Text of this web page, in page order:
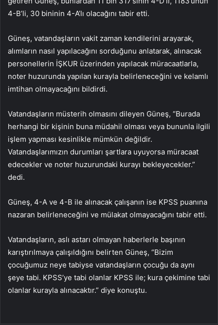
4-B’li, 30 bininin 4-A’lı olacağını tabir etti.
Güneş, vatandaşların vakit zaman kendilerini arayarak,
alımların nasıl yapılacağını sorduğunu anlatarak, alınacak
personellerin İŞKUR üzerinden yapılacak müracaatlarla,
noter huzurunda yapılan kurayla belirleneceğini ve kelamlı
imtihan olmayacağını bildirdi.
Vatandaşların müsterih olmasını dileyen Güneş, “Burada
herhangi bir kişinin buna müdahil olması veya bununla ilgili
işlem yapması kesinlikle mümkün değildir.
Vatandaşlarımızın durumları şartlara uyuyorsa müracaat
edecekler ve noter huzurundaki kurayı bekleyecekler.”
dedi.
Güneş, 4-A ve 4-B ile alınacak çalışanın ise KPSS puanına
nazaran belirleneceğini ve mülakat olmayacağını tabir etti.
Vatandaşların, aslı astarı olmayan haberlerle başının
karıştırılmaya çalışıldığını belirten Güneş, “Bizim
çocuğumuz neye tabiyse vatandaşların çocuğu da aynı
şeye tabi. KPSS’ye tabi olanlar KPSS ile; kura çekimine tabi
olanlar kurayla alınacaktır.” diye konuştu.